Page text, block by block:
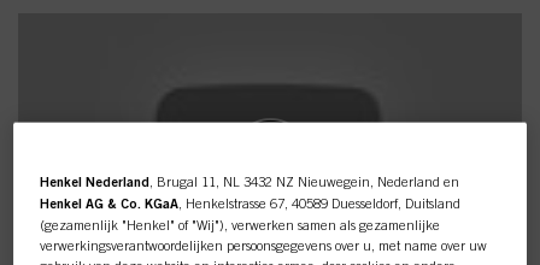
Henkel Nederland , Brugal 11, NL 3432 NZ Nieuwegein, Nederland en
Henkel AG & Co. KGaA , Henkelstrasse 67, 40589 Duesseldorf, Duitsland
(gezamenlijk "Henkel" of "Wij"), verwerken samen als gezamenlijke
verwerkingsverantwoordelijken persoonsgegevens over u, met name over uw